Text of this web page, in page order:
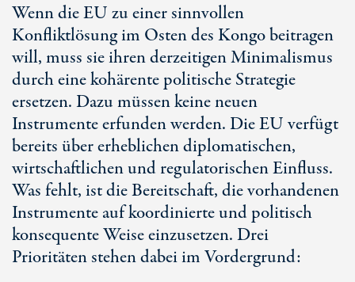
Wenn die EU zu einer sinnvollen
Konfliktlösung im Osten des Kongo beitragen
will, muss sie ihren derzeitigen Minimalismus
durch eine kohärente politische Strategie
ersetzen. Dazu müssen keine neuen
Instrumente erfunden werden. Die EU verfügt
bereits über erheblichen diplomatischen,
wirtschaftlichen und regulatorischen Einfluss.
Was fehlt, ist die Bereitschaft, die vorhandenen
Instrumente auf koordinierte und politisch
konsequente Weise einzusetzen. Drei
Prioritäten stehen dabei im Vordergrund: